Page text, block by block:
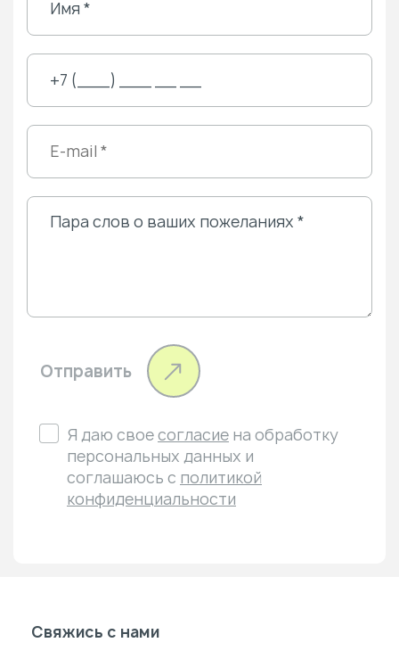
Отправить
Я даю своесогласие на обработку
персональных данных и
соглашаюсь с политикой
конфиденциальности
Свяжись с нами